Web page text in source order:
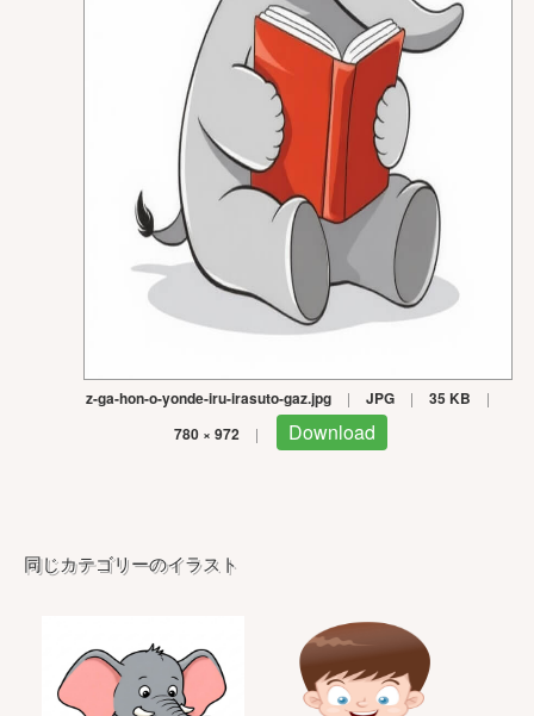
z-ga-hon-o-yonde-iru-irasuto-gaz.jpg | JPG | 35 KB |
780 × 972 | Download
同じカテゴリーのイラスト